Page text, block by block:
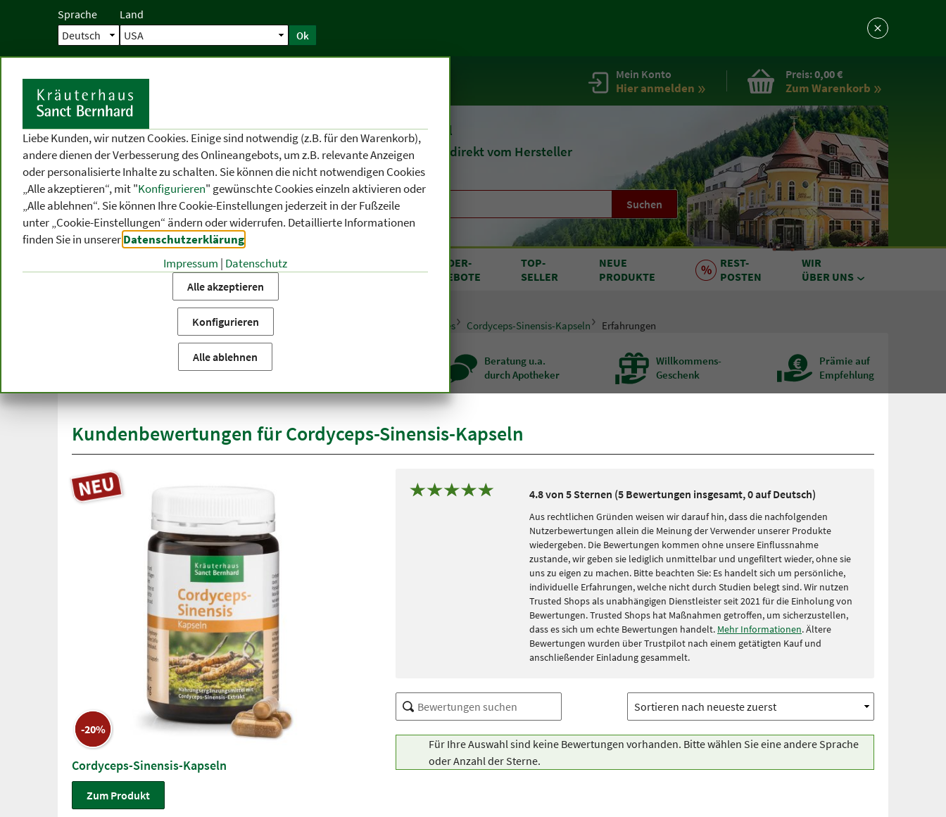
Sprache Land
Ok
Startseite Mein Konto
Hier anmelden
Preis:0,00 €
Zum Warenkorb
Seit 1903Naturheilmittel
undKosmetik direkt vom Hersteller
Suchen
KATEGORIEN
THEMEN-
BEREICHE
VON A BIS Z
SONDER-
ANGEBOTE
TOP-
SELLER
NEUE
PRODUKTE
REST-
POSTEN
WIR
ÜBER UNS
Startseite Produktkategorien Sonstiges Cordyceps-Sinensis-Kapseln Erfahrungen
versandkostenfrei
Beratung u.a.
durch Apotheker
Willkommens-
Geschenk
Prämie auf
Empfehlung
Kundenbewertungen für Cordyceps-Sinensis-Kapseln
-20%
Cordyceps-Sinensis-Kapseln
Zum Produkt
4.8 von 5 Sternen (5 Bewertungen insgesamt, 0 auf Deutsch)
Aus rechtlichen Gründen weisen wir darauf hin, dass die nachfolgenden
Nutzerbewertungen allein die Meinung der Verwender unserer Produkte
wiedergeben. Die Bewertungen kommen ohne unsere Einflussnahme
zustande, wir geben sie lediglich unmittelbar und ungefiltert wieder, ohne sie
uns zu eigen zu machen. Bitte beachten Sie: Es handelt sich um persönliche,
individuelle Erfahrungen, welche nicht durch Studien belegt sind. Wir nutzen
Trusted Shops als unabhängigen Dienstleister seit 2021 für die Einholung von
Bewertungen. Trusted Shops hat Maßnahmen getroffen, um sicherzustellen,
dass es sich um echte Bewertungen handelt. Mehr Informationen. Ältere
Bewertungen wurden über Trustpilot nach einem getätigten Kauf und
anschließender Einladung gesammelt.
Für Ihre Auswahl sind keine Bewertungen vorhanden. Bitte wählen Sie eine andere Sprache
oder Anzahl der Sterne.
Liebe Kunden, wir nutzen Cookies. Einige sind notwendig (z.B. für den Warenkorb),
andere dienen der Verbesserung des Onlineangebots, um z.B. relevante Anzeigen
oder personalisierte Inhalte zu schalten. Sie können die nicht notwendigen Cookies
„Alle akzeptieren“, mit "Konfigurieren" gewünschte Cookies einzeln aktivieren oder
„Alle ablehnen“. Sie können Ihre Cookie-Einstellungen jederzeit in der Fußzeile
unter „Cookie-Einstellungen“ ändern oder widerrufen. Detaillierte Informationen
finden Sie in unsererDatenschutzerklärung
Impressum | Datenschutz
Alle akzeptieren
Konfigurieren
Alle ablehnen